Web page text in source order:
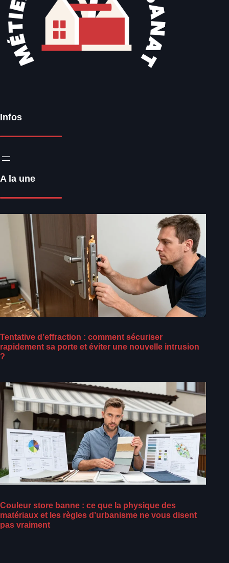
Infos
A la une
Tentative d’effraction : comment sécuriser
rapidement sa porte et éviter une nouvelle intrusion
?
Couleur store banne : ce que la physique des
matériaux et les règles d’urbanisme ne vous disent
pas vraiment